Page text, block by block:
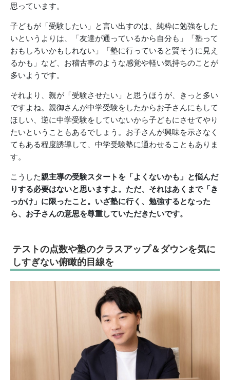
思っています。
子どもが「受験したい」と言い出すのは、純粋に勉強をした
いというよりは、「友達が通っているから自分も」「塾って
おもしろいかもしれない」「塾に行っていると賢そうに見え
るかも」など、お稽古事のような感覚や軽い気持ちのことが
多いようです。
それより、親が「受験させたい」と思うほうが、きっと多い
ですよね。親御さんが中学受験をしたからお子さんにもして
ほしい、逆に中学受験をしていないから子どもにさせてやり
たいということもあるでしょう。お子さんが興味を示さなく
てもある程度誘導して、中学受験塾に通わせることもありま
す。
こうした親主導の受験スタートを「よくないかも」と悩んだ
りする必要はないと思いますよ。ただ、それはあくまで「き
っかけ」に限ったこと。いざ塾に行く、勉強するとなった
ら、お子さんの意思を尊重していただきたいです。
テストの点数や塾のクラスアップ＆ダウンを気に
しすぎない俯瞰的目線を